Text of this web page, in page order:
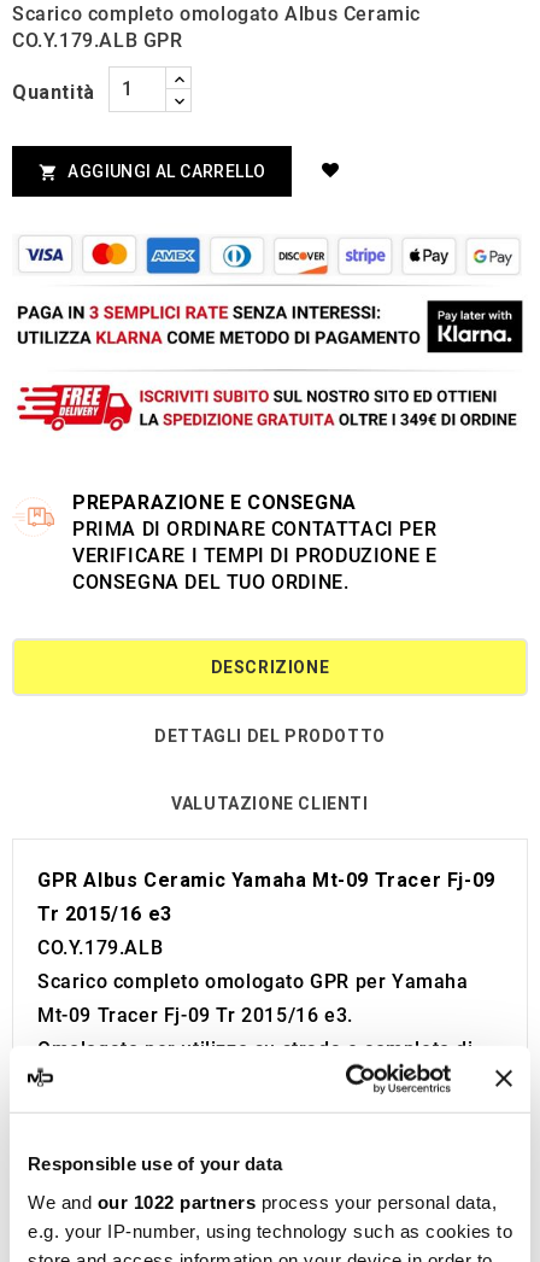
Responsible use of your data
We and our 1022 partners process your personal data,
e.g. your IP-number, using technology such as cookies to
Scarico completo omologato Albus Ceramic
CO.Y.179.ALB GPR
Quantità
 AGGIUNGI AL CARRELLO
PREPARAZIONE E CONSEGNA
PRIMA DI ORDINARE CONTATTACI PER
VERIFICARE I TEMPI DI PRODUZIONE E
CONSEGNA DEL TUO ORDINE.
DESCRIZIONE
DETTAGLI DEL PRODOTTO
VALUTAZIONE CLIENTI
GPR Albus Ceramic Yamaha Mt-09 Tracer Fj-09
Tr 2015/16 e3
CO.Y.179.ALB
Scarico completo omologato GPR per Yamaha
Mt-09 Tracer Fj-09 Tr 2015/16 e3.
Omologato per utilizzo su strada e completo di
certificato da allegare al libretto della moto.
Codice di omologazione visibile.
Prodotto sviluppato e costruito in Italia.
Garanzia 2 anni.